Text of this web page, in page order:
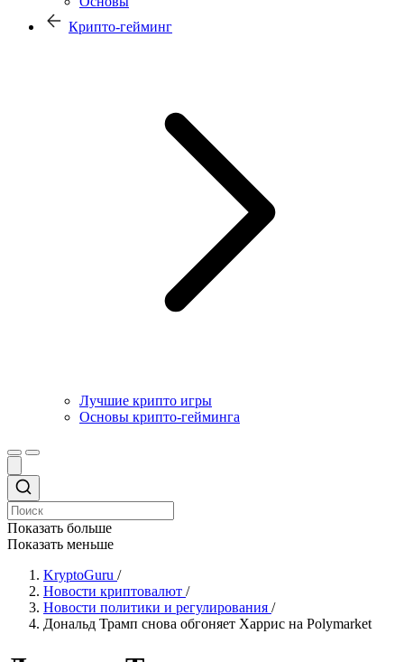
Крипто-гейминг
Лучшие крипто игры
Основы крипто-гейминга
Показать больше
Показать меньше
KryptoGuru /
Новости криптовалют /
Новости политики и регулирования /
Дональд Трамп снова обгоняет Харрис на Polymarket